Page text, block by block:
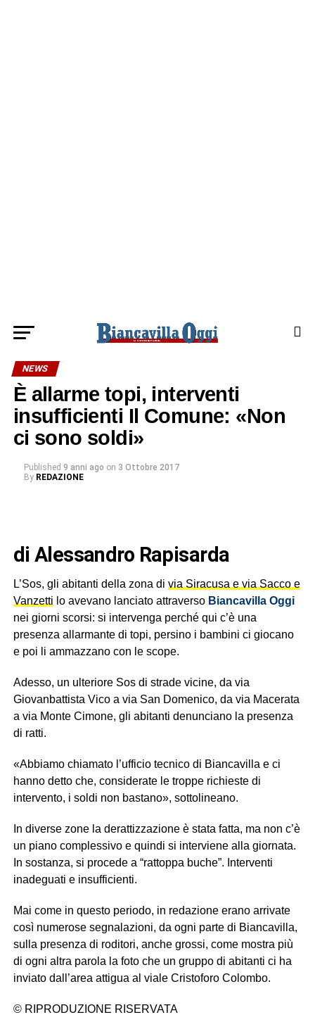
NEWS
È allarme topi, interventi
insufficienti Il Comune: «Non
ci sono soldi»
Published 9 anni ago on 3 Ottobre 2017
By REDAZIONE
di Alessandro Rapisarda
L’Sos, gli abitanti della zona di via Siracusa e via Sacco e
Vanzetti lo avevano lanciato attraverso Biancavilla Oggi
nei giorni scorsi: si intervenga perché qui c’è una
presenza allarmante di topi, persino i bambini ci giocano
e poi li ammazzano con le scope.
Adesso, un ulteriore Sos di strade vicine, da via
Giovanbattista Vico a via San Domenico, da via Macerata
a via Monte Cimone, gli abitanti denunciano la presenza
di ratti.
«Abbiamo chiamato l’ufficio tecnico di Biancavilla e ci
hanno detto che, considerate le troppe richieste di
intervento, i soldi non bastano», sottolineano.
In diverse zone la derattizzazione è stata fatta, ma non c’è
un piano complessivo e quindi si interviene alla giornata.
In sostanza, si procede a “rattoppa buche”. Interventi
inadeguati e insufficienti.
Mai come in questo periodo, in redazione erano arrivate
così numerose segnalazioni, da ogni parte di Biancavilla,
sulla presenza di roditori, anche grossi, come mostra più
di ogni altra parola la foto che un gruppo di abitanti ci ha
inviato dall’area attigua al viale Cristoforo Colombo.
© RIPRODUZIONE RISERVATA